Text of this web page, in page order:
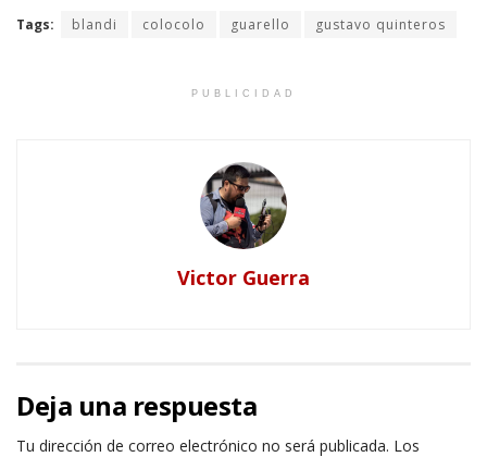
Tags: blandi colocolo guarello gustavo quinteros
PUBLICIDAD
Victor Guerra
Deja una respuesta
Tu dirección de correo electrónico no será publicada. Los